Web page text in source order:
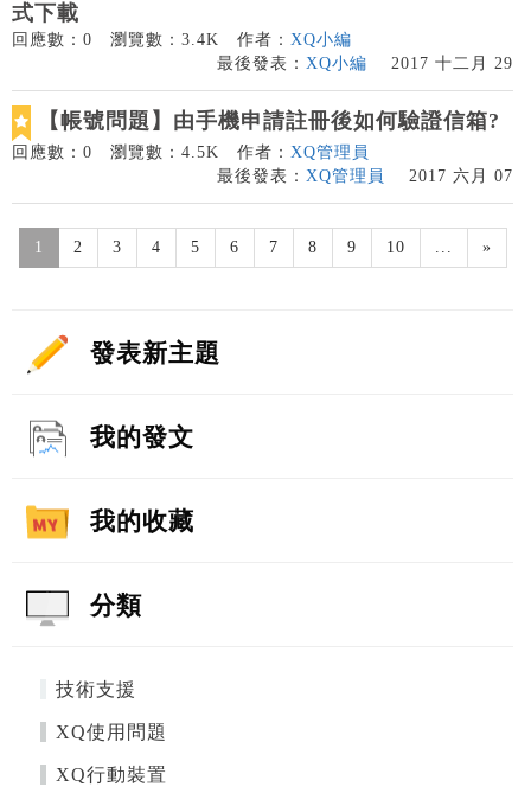
式下載
回應數：0 瀏覽數：3.4K 作者： XQ小編
最後發表： XQ小編 2017 十二月 29
【帳號問題】由手機申請註冊後如何驗證信箱?
回應數：0 瀏覽數：4.5K 作者： XQ管理員
最後發表： XQ管理員 2017 六月 07
1 2 3 4 5 6 7 8 9 10 ... »
發表新主題
我的發文
我的收藏
分類
技術支援
XQ使用問題
XQ行動裝置